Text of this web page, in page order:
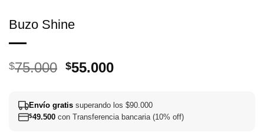
Buzo Shine
$75.000 El
era:
$75.000.
$55.000El
es:
$55.000.
Envío gratis superando los $90.000
$49.500 con Transferencia bancaria (10% off)